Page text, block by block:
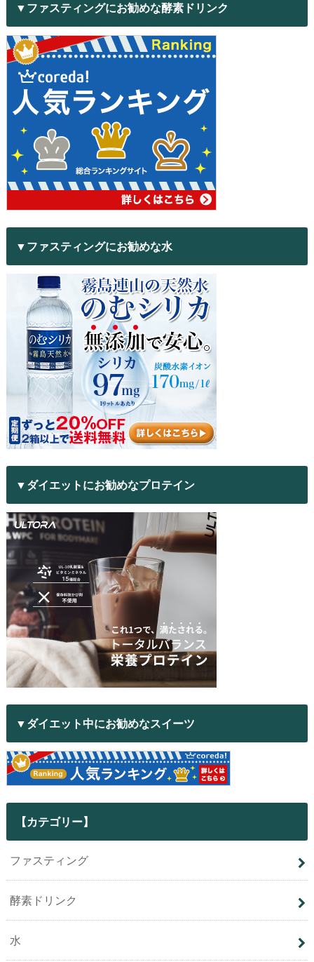
▼ファスティングにお勧めな酵素ドリンク
▼ファスティングにお勧めな水
▼ダイエットにお勧めなプロテイン
▼ダイエット中にお勧めなスイーツ
【カテゴリー】
ファスティング
酵素ドリンク
水